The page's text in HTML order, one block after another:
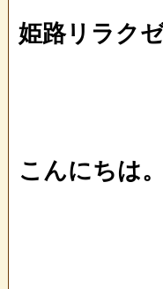
姫路リラク
こんにちは